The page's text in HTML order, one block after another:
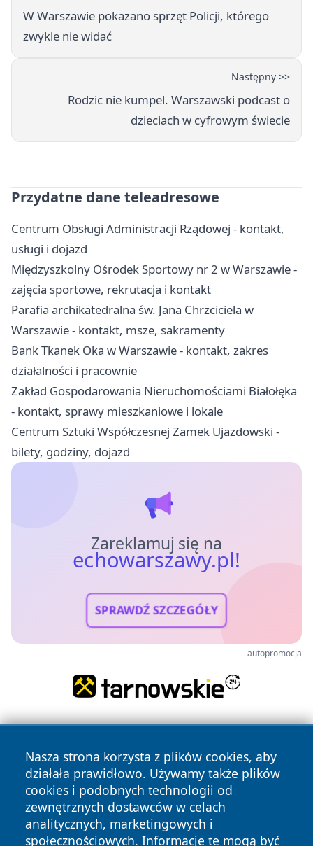
W Warszawie pokazano sprzęt Policji, którego
zwykle nie widać
Następny >>
Rodzic nie kumpel. Warszawski podcast o
dzieciach w cyfrowym świecie
Przydatne dane teleadresowe
Centrum Obsługi Administracji Rządowej - kontakt,
usługi i dojazd
Międzyszkolny Ośrodek Sportowy nr 2 w Warszawie -
zajęcia sportowe, rekrutacja i kontakt
Parafia archikatedralna św. Jana Chrzciciela w
Warszawie - kontakt, msze, sakramenty
Bank Tkanek Oka w Warszawie - kontakt, zakres
działalności i pracownie
Zakład Gospodarowania Nieruchomościami Białołęka
- kontakt, sprawy mieszkaniowe i lokale
Centrum Sztuki Współczesnej Zamek Ujazdowski -
bilety, godziny, dojazd
Zareklamuj się na
echowarszawy.pl!
SPRAWDŹ SZCZEGÓŁY
autopromocja
Nasza strona korzysta z plików cookies, aby
działała prawidłowo. Używamy także plików
cookies i podobnych technologii od
zewnętrznych dostawców w celach
analitycznych, marketingowych i
społecznościowych. Informacje te mogą być
Copyright © 2026 echowarszawy.pl Wszystkie prawa
zastrzeżone.